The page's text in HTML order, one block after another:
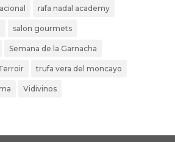
rafa nadal academy
salon gourmets
Semana de la Garnacha
trufa vera del moncayo
Vidivinos